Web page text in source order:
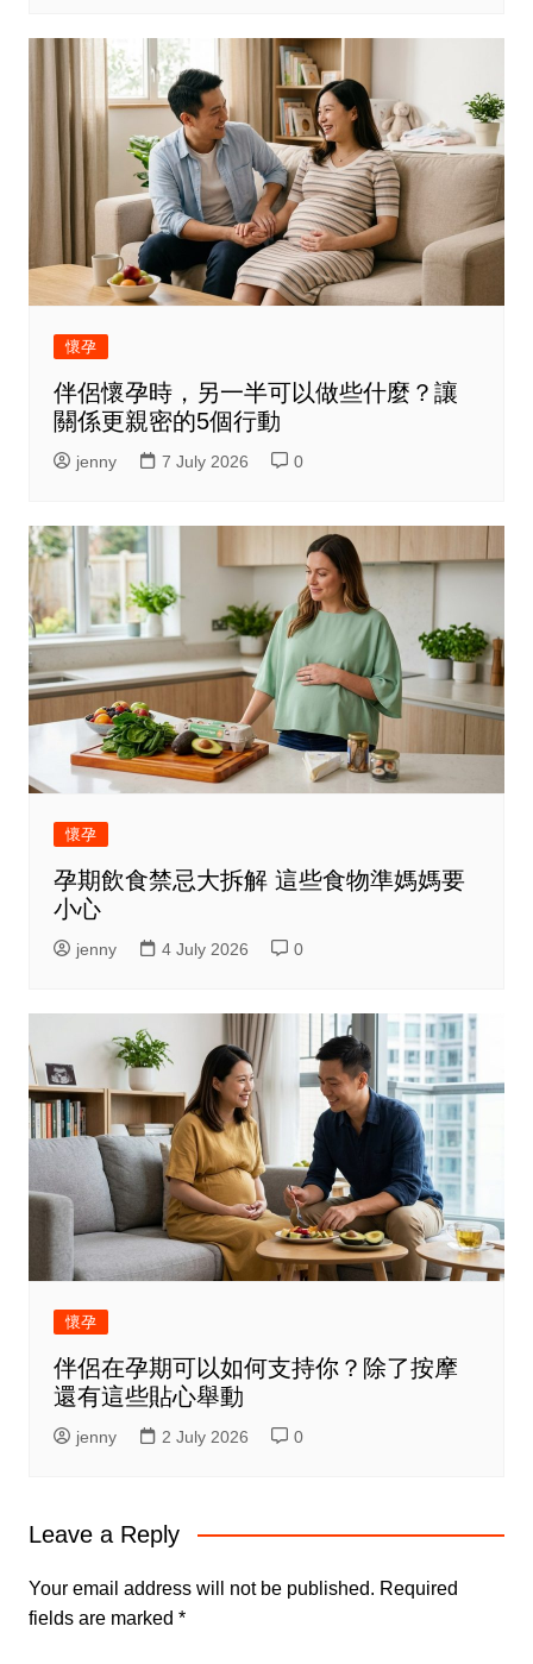
懷孕
伴侶懷孕時，另一半可以做些什麼？讓
關係更親密的5個行動
jenny 7 July 2026 0
懷孕
孕期飲食禁忌大拆解 這些食物準媽媽要
小心
jenny 4 July 2026 0
懷孕
伴侶在孕期可以如何支持你？除了按摩
還有這些貼心舉動
jenny 2 July 2026 0
Leave a Reply
Your email address will not be published. Required
fields are marked *